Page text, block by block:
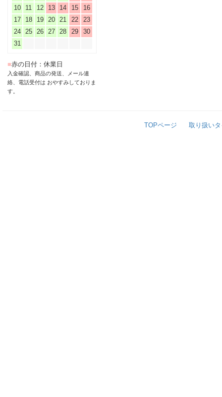
10
11 12 13 14 15
16
17
18 19 20 21 22
23
24
25 26 27 28 29
30
31
■赤の日付：休業日
入金確認、商品の発送、メール連
絡、電話受付は おやすみしておりま
す。
TOPページ 取り扱い